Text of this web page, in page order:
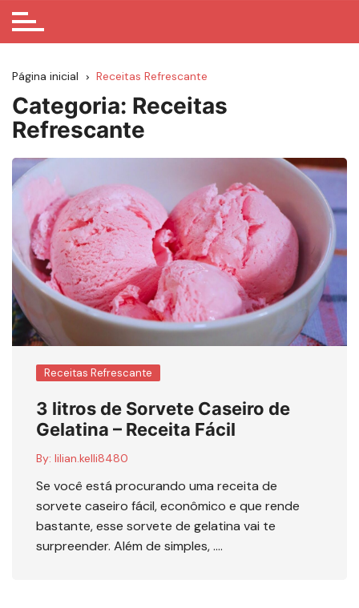
Página inicial Receitas Refrescante
Categoria: Receitas
Refrescante
Receitas Refrescante
3 litros de Sorvete Caseiro de
Gelatina – Receita Fácil
By: lilian.kelli8480
Se você está procurando uma receita de
sorvete caseiro fácil, econômico e que rende
bastante, esse sorvete de gelatina vai te
surpreender. Além de simples, ….